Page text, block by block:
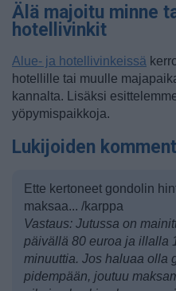
Älä majoitu minne
hotellivinkit
Alue- ja hotellivinkeissä
hotellille tai muulle
kannalta. Lisäksi
yöpymispaikkoja.
Lukijoiden
Ette kertoneet gondolin
maksaa... /karppa
Vastaus: Jutussa on
päivällä 80 euroa ja illalla
minuuttia. Jos haluaa olla
pidempään, joutuu